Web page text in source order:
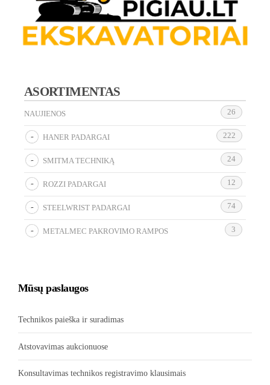
ASORTIMENTAS
NAUJIENOS 26
HANER PADARGAI 222
SMITMA TECHNIKĄ 24
ROZZI PADARGAI 12
STEELWRIST PADARGAI 74
METALMEC PAKROVIMO RAMPOS 3
Mūsų paslaugos
Technikos paieška ir suradimas
Atstovavimas aukcionuose
Konsultavimas technikos registravimo klausimais